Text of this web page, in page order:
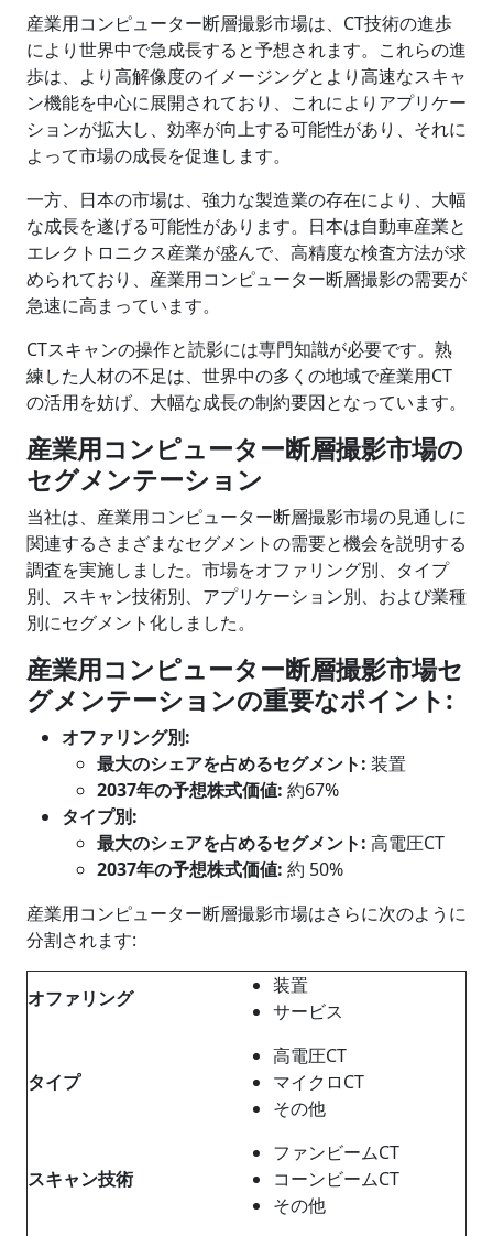
産業用コンピューター断層撮影市場は、CT技術の進歩
により世界中で急成長すると予想されます。これらの進
歩は、より高解像度のイメージングとより高速なスキャ
ン機能を中心に展開されており、これによりアプリケー
ションが拡大し、効率が向上する可能性があり、それに
よって市場の成長を促進します。
一方、日本の市場は、強力な製造業の存在により、大幅
な成長を遂げる可能性があります。日本は自動車産業と
エレクトロニクス産業が盛んで、高精度な検査方法が求
められており、産業用コンピューター断層撮影の需要が
急速に高まっています。
CTスキャンの操作と読影には専門知識が必要です。熟
練した人材の不足は、世界中の多くの地域で産業用CT
の活用を妨げ、大幅な成長の制約要因となっています。
産業用コンピューター断層撮影市場の
セグメンテーション
当社は、産業用コンピューター断層撮影市場の見通しに
関連するさまざまなセグメントの需要と機会を説明する
調査を実施しました。市場をオファリング別、タイプ
別、スキャン技術別、アプリケーション別、および業種
別にセグメント化しました。
産業用コンピューター断層撮影市場セ
グメンテーションの重要なポイント:
オファリング別:
最大のシェアを占めるセグメント: 装置
2037年の予想株式価値: 約67%
タイプ別:
最大のシェアを占めるセグメント: 高電圧CT
2037年の予想株式価値: 約 50%
産業用コンピューター断層撮影市場はさらに次のように
分割されます:
オファリング
装置
サービス
タイプ
高電圧CT
マイクロCT
その他
スキャン技術
ファンビームCT
コーンビームCT
その他